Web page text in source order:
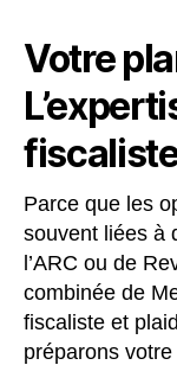
Votre
Parce que les
souvent liées à
l’ARC ou de
combinée de
fiscaliste et
préparons